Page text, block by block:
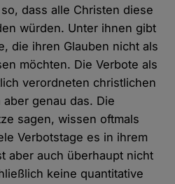
dass alle Christen diese
würden. Unter ihnen gibt
die ihren Glauben nicht als
möchten. Die Verbote als
verordneten christlichen
genau das. Die
sagen, wissen oftmals
Verbotstage es in ihrem
aber auch überhaupt nicht
keine quantitative